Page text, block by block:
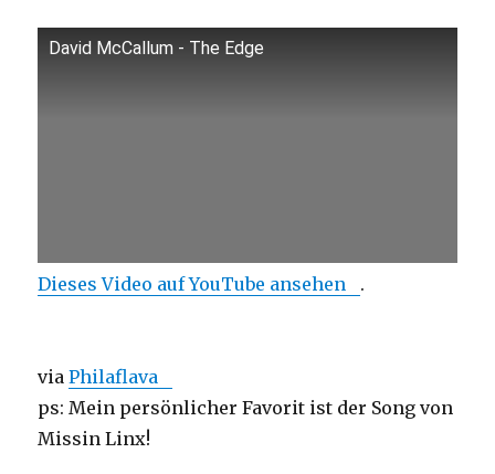
David McCallum - The Edge
Dieses Video auf YouTube ansehen .
viaPhilaflava
ps: Mein persönlicher Favorit ist der Song von
Missin Linx!